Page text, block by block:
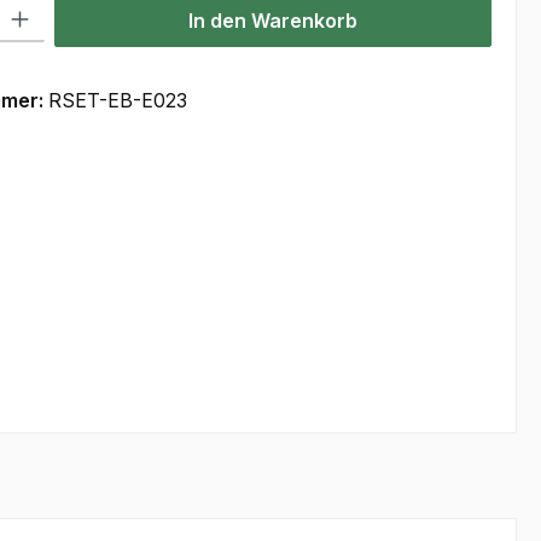
In den Warenkorb
RSET-EB-E023